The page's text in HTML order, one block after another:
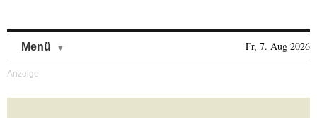
Menü Fr, 7. Aug 2026